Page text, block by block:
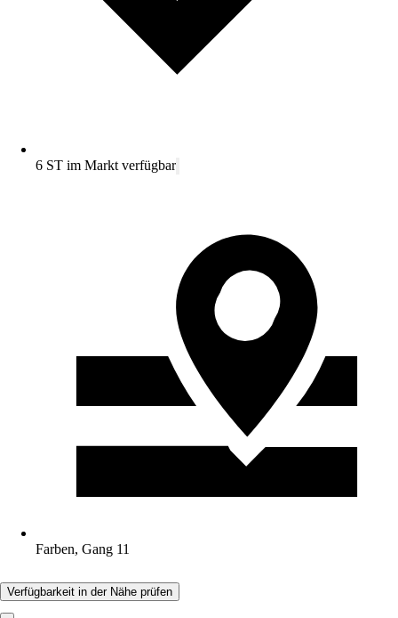
6 ST im Markt verfügbar
Farben, Gang 11
Verfügbarkeit in der Nähe prüfen